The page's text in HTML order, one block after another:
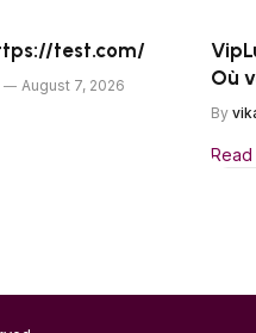
test.com/
August 7, 2026
Où
By